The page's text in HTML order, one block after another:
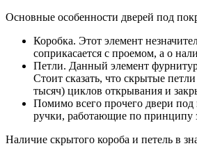
Основные особенности дверей под
Коробка. Этот элемент
соприкасается с проемом, а о
Петли. Данный элемент
Стоит сказать, что скрытые
тысяч) циклов открывания и
Помимо всего прочего двери
ручки, работающие по принципу
Наличие скрытого короба и петель в